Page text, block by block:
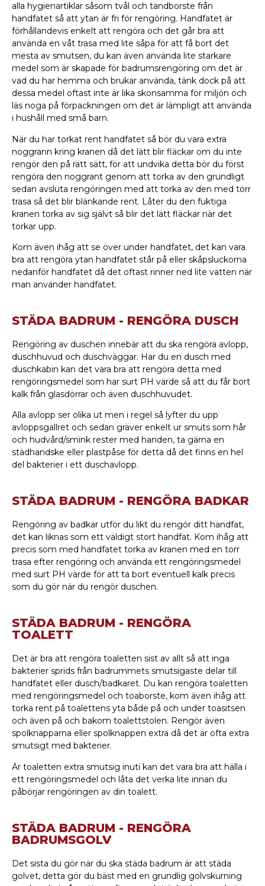
alla hygienartiklar såsom tvål och tandborste från
handfatet så att ytan är fri för rengöring. Handfatet är
förhållandevis enkelt att rengöra och det går bra att
använda en våt trasa med lite såpa för att få bort det
mesta av smutsen, du kan även använda lite starkare
medel som är skapade för badrumsrengöring om det är
vad du har hemma och brukar använda, tänk dock på att
dessa medel oftast inte är lika skonsamma för miljön och
läs noga på förpackningen om det är lämpligt att använda
i hushåll med små barn.
När du har torkat rent handfatet så bör du vara extra
noggrann kring kranen då det lätt blir fläckar om du inte
rengör den på rätt sätt, för att undvika detta bör du först
rengöra den noggrant genom att torka av den grundligt
sedan avsluta rengöringen med att torka av den med torr
trasa så det blir blänkande rent. Låter du den fuktiga
kranen torka av sig självt så blir det lätt fläckar när det
torkar upp.
Kom även ihåg att se över under handfatet, det kan vara
bra att rengöra ytan handfatet står på eller skåpsluckorna
nedanför handfatet då det oftast rinner ned lite vatten när
man använder handfatet.
STÄDA BADRUM - RENGÖRA DUSCH
Rengöring av duschen innebär att du ska rengöra avlopp,
duschhuvud och duschväggar. Har du en dusch med
duschkabin kan det vara bra att rengöra detta med
rengöringsmedel som har surt PH värde så att du får bort
kalk från glasdörrar och även duschhuvudet.
Alla avlopp ser olika ut men i regel så lyfter du upp
avloppsgallret och sedan gräver enkelt ur smuts som hår
och hudvård/smink rester med handen, ta gärna en
städhandske eller plastpåse för detta då det finns en hel
del bakterier i ett duschavlopp.
STÄDA BADRUM - RENGÖRA BADKAR
Rengöring av badkar utför du likt du rengör ditt handfat,
det kan liknas som ett väldigt stort handfat. Kom ihåg att
precis som med handfatet torka av kranen med en torr
trasa efter rengöring och använda ett rengöringsmedel
med surt PH värde för att ta bort eventuell kalk precis
som du gör när du rengör duschen.
STÄDA BADRUM - RENGÖRA
TOALETT
Det är bra att rengöra toaletten sist av allt så att inga
bakterier sprids från badrummets smutsigaste delar till
handfatet eller dusch/badkaret. Du kan rengöra toaletten
med rengöringsmedel och toaborste, kom även ihåg att
torka rent på toalettens yta både på och under toasitsen
och även på och bakom toalettstolen. Rengör även
spolknapparna eller spolknappen extra då det är ofta extra
smutsigt med bakterier.
Är toaletten extra smutsig inuti kan det vara bra att hälla i
ett rengöringsmedel och låta det verka lite innan du
påbörjar rengöringen av din toalett.
STÄDA BADRUM - RENGÖRA
BADRUMSGOLV
Det sista du gör när du ska städa badrum är att städa
golvet, detta gör du bäst med en grundlig golvskurning